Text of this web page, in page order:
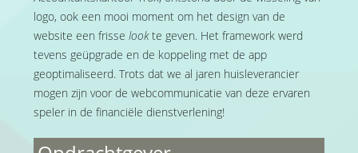
logo, ook een mooi moment om het design van de
website een frisse lookte geven. Het framework werd
tevens geüpgrade en de koppeling met de app
geoptimaliseerd. Trots dat we al jaren huisleverancier
mogen zijn voor de webcommunicatie van deze ervaren
speler in de financiële dienstverlening!